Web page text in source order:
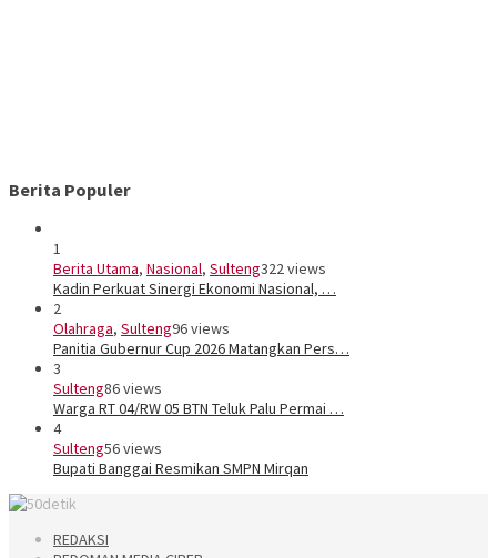
Berita Populer
1
Berita Utama, Nasional, Sulteng322 views
Kadin Perkuat Sinergi Ekonomi Nasional, …
2
Olahraga, Sulteng96 views
Panitia Gubernur Cup 2026 Matangkan Pers…
3
Sulteng86 views
Warga RT 04/RW 05 BTN Teluk Palu Permai …
4
Sulteng56 views
Bupati Banggai Resmikan SMPN Mirqan
REDAKSI